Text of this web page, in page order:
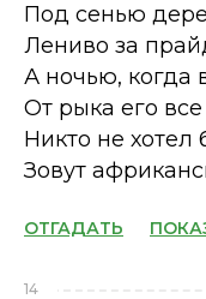
Под сенью
Лениво за
А ночью, когда
От рыка его
Никто не хотел
Зовут
ОТГАДАТЬ
14